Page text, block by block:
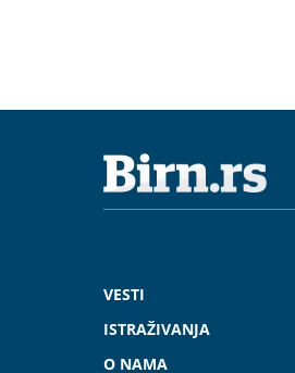
VESTI
ISTRAŽIVANJA
O NAMA